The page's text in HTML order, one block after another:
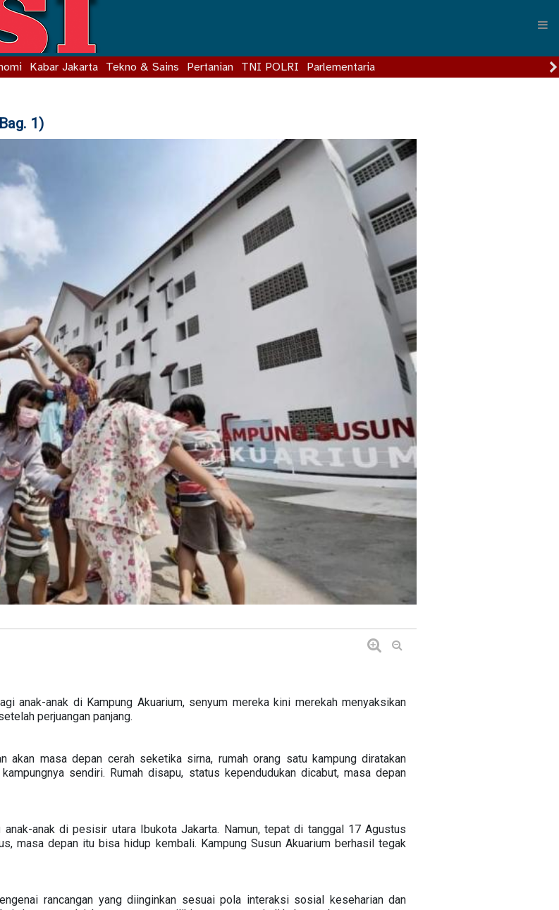
Kabar Jakarta Tekno & Sains Pertanian TNI POLRI Parlementaria
1)
anak-anak di Kampung Akuarium, senyum mereka kini merekah menyaksikan
perjuangan panjang.
akan masa depan cerah seketika sirna, rumah orang satu kampung diratakan
sendiri. Rumah disapu, status kependudukan dicabut, masa depan
anak-anak di pesisir utara Ibukota Jakarta. Namun, tepat di tanggal 17 Agustus
masa depan itu bisa hidup kembali. Kampung Susun Akuarium berhasil tegak
rancangan yang diinginkan sesuai pola interaksi sosial keseharian dan